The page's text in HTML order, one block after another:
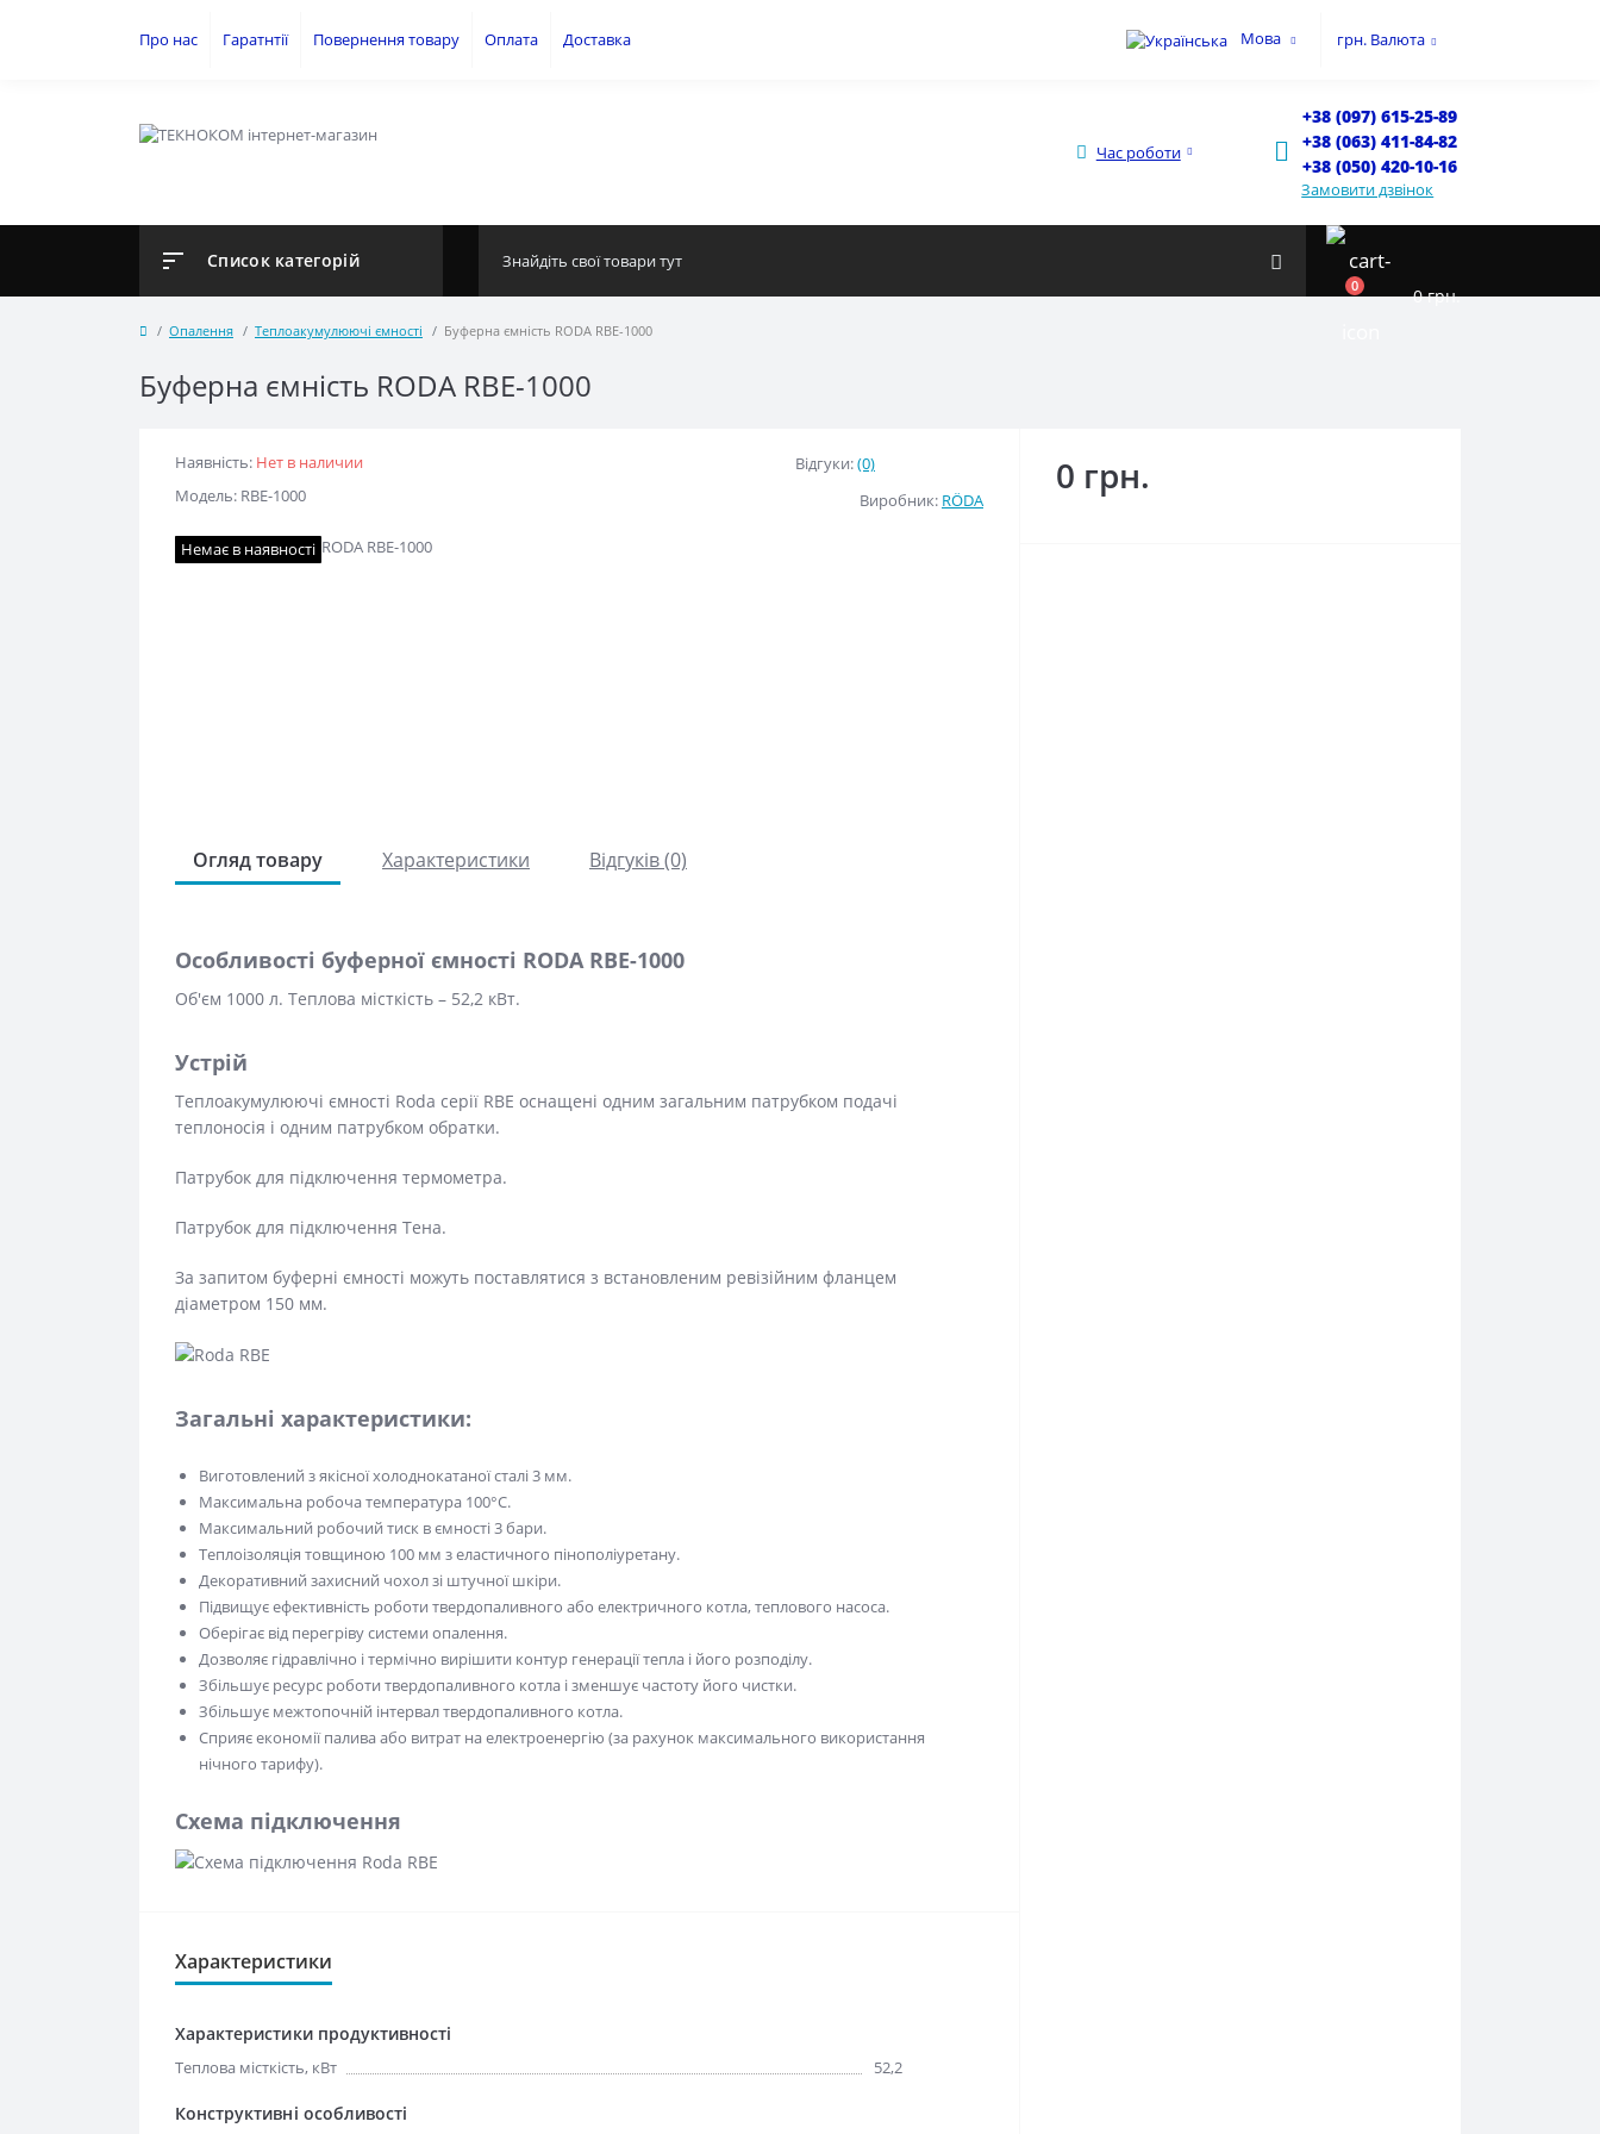
Про нас Гаратнтії Повернення товару Оплата Доставка Мова грн. Валюта
Час роботи
+38 (097) 615-25-89
+38 (063) 411-84-82
+38 (050) 420-10-16
Замовити дзвінок
Список категорій
0 0 грн.
Опалення Теплоакумулюючі ємності Буферна ємність RODA RBE-1000
Буферна ємність RODA RBE-1000
Наявність: Нет в наличии
Модель: RBE-1000
Відгуки:(0)
Виробник: RÖDA
Немає в наявності
Огляд товару Характеристики Відгуків (0)
Особливості буферної ємності RODA RBE-1000
Об'єм 1000 л. Теплова місткість – 52,2 кВт.
Устрій
Теплоакумулюючі ємності Roda серії RBE оснащені одним загальним патрубком подачі
теплоносія і одним патрубком обратки.
Патрубок для підключення термометра.
Патрубок для підключення Тена.
За запитом буферні ємності можуть поставлятися з встановленим ревізійним фланцем
діаметром 150 мм.
Загальні характеристики:
Виготовлений з якісної холоднокатаної сталі 3 мм.
Максимальна робоча температура 100°С.
Максимальний робочий тиск в ємності 3 бари.
Теплоізоляція товщиною 100 мм з еластичного пінополіуретану.
Декоративний захисний чохол зі штучної шкіри.
Підвищує ефективність роботи твердопаливного або електричного котла, теплового насоса.
Оберігає від перегріву системи опалення.
Дозволяє гідравлічно і термічно вирішити контур генерації тепла і його розподілу.
Збільшує ресурс роботи твердопаливного котла і зменшує частоту його чистки.
Збільшує межтопочній інтервал твердопаливного котла.
Сприяє економії палива або витрат на електроенергію (за рахунок максимального використання
нічного тарифу).
Схема підключення
Характеристики
Характеристики продуктивності
Теплова місткість, кВт 52,2
Конструктивні особливості
0 грн.